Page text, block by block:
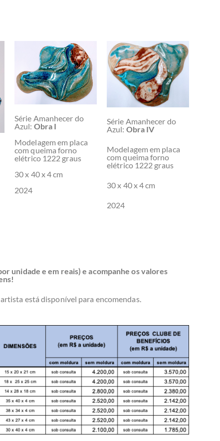
Série Amanhecer do
Azul: Obra I
Modelagem em placa
com queima forno
elétrico 1222 graus
30 x 40 x 4 cm
2024
Série Amanhecer do
Azul: Obra IV
Modelagem em placa
com queima forno
elétrico 1222 graus
30 x 40 x 4 cm
2024
unidade e em reais) e acompanhe os valores
está disponível para encomendas.